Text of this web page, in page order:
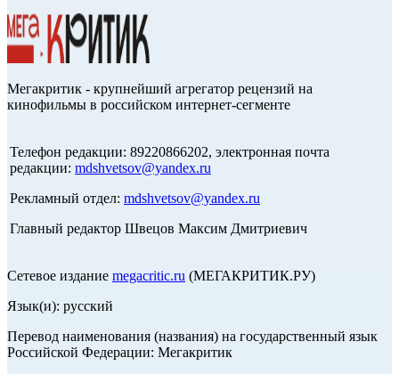
Мегакритик - крупнейший агрегатор рецензий на
кинофильмы в российском интернет-сегменте
Телефон редакции: 89220866202, электронная почта
редакции: mdshvetsov@yandex.ru
Рекламный отдел: mdshvetsov@yandex.ru
Главный редактор Швецов Максим Дмитриевич
Сетевое издание megacritic.ru (МЕГАКРИТИК.РУ)
Язык(и): русский
Перевод наименования (названия) на государственный язык
Российской Федерации: Мегакритик